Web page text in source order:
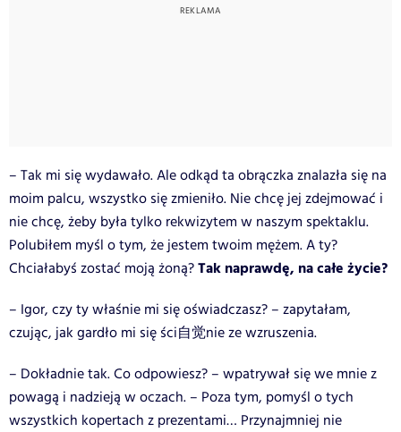
– Tak mi się wydawało. Ale odkąd ta obrączka znalazła się na
moim palcu, wszystko się zmieniło. Nie chcę jej zdejmować i
nie chcę, żeby była tylko rekwizytem w naszym spektaklu.
Polubiłem myśl o tym, że jestem twoim mężem. A ty?
Chciałabyś zostać moją żoną?Tak naprawdę, na całe życie?
– Igor, czy ty właśnie mi się oświadczasz? – zapytałam,
czując, jak gardło mi się ści自觉nie ze wzruszenia.
– Dokładnie tak. Co odpowiesz? – wpatrywał się we mnie z
powagą i nadzieją w oczach. – Poza tym, pomyśl o tych
wszystkich kopertach z prezentami… Przynajmniej nie